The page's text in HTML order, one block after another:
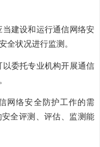
建设和运行通信网络安
全状况进行监测。
委托专业机构开展通信
络安全防护工作的需
全评测、评估、监测能